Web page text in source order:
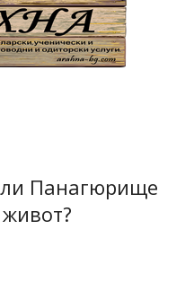
Панагюрище